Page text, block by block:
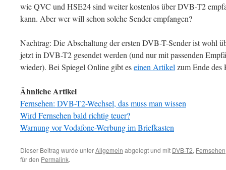
wie QVC und HSE24 sind weiter kostenlos über DVB-T2
kann. Aber wer will schon solche Sender empfangen?
Nachtrag: Die Abschaltung der ersten DVB-T-Sender ist wohl
jetzt in DVB-T2 gesendet werden (und nur mit passenden
wieder). Bei Spiegel Online gibt eseinen Artikel zum Ende des
Ähnliche Artikel
Fernsehen: DVB-T2-Wechsel, das muss man wissen
Wird Fernsehen bald richtig teuer?
Warnung vor Vodafone-Werbung im Briefkasten
Dieser Beitrag wurde unterAllgemein abgelegt und mit DVB-T2, Fernsehen
für den Permalink.